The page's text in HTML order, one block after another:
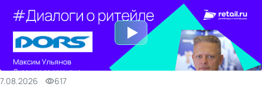
7.08.2026 617